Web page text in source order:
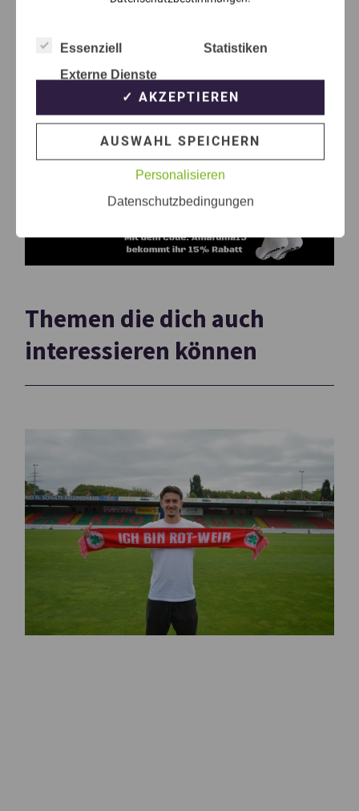
Themen die dich auch
interessieren können
Essenziell
Statistiken
Externe Dienste
✓ AKZEPTIEREN
AUSWAHL SPEICHERN
Personalisieren
Datenschutzbedingungen